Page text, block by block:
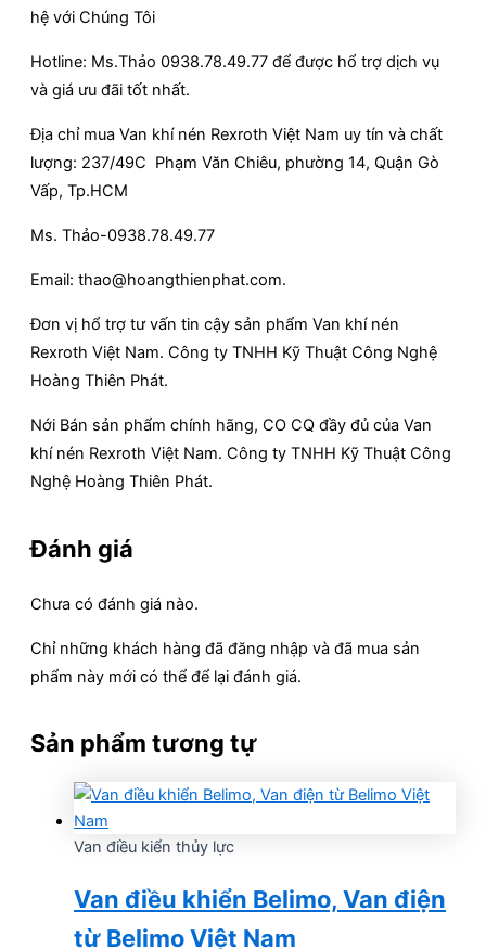
hệ với Chúng Tôi
Hotline: Ms.Thảo 0938.78.49.77 để được hổ trợ dịch vụ
và giá ưu đãi tốt nhất.
Địa chỉ mua Van khí nén Rexroth Việt Nam uy tín và chất
lượng: 237/49C Phạm Văn Chiêu, phường 14, Quận Gò
Vấp, Tp.HCM
Ms. Thảo-0938.78.49.77
Email: thao@hoangthienphat.com.
Đơn vị hổ trợ tư vấn tin cậy sản phẩm Van khí nén
Rexroth Việt Nam. Công ty TNHH Kỹ Thuật Công Nghệ
Hoàng Thiên Phát.
Nới Bán sản phẩm chính hãng, CO CQ đầy đủ của Van
khí nén Rexroth Việt Nam. Công ty TNHH Kỹ Thuật Công
Nghệ Hoàng Thiên Phát.
Đánh giá
Chưa có đánh giá nào.
Chỉ những khách hàng đã đăng nhập và đã mua sản
phẩm này mới có thể để lại đánh giá.
Sản phẩm tương tự
Van điều kiển thủy lực
Van điều khiển Belimo, Van điện
từ Belimo Việt Nam